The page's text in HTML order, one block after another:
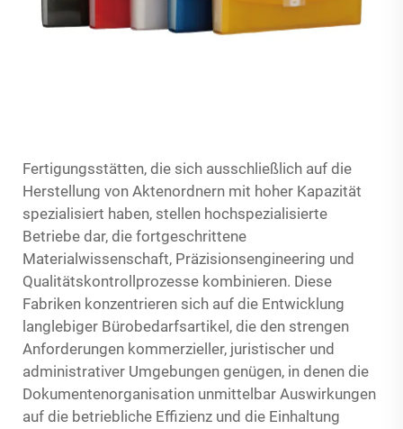
Fertigungsstätten, die sich ausschließlich auf die
Herstellung von Aktenordnern mit hoher Kapazität
spezialisiert haben, stellen hochspezialisierte
Betriebe dar, die fortgeschrittene
Materialwissenschaft, Präzisionsengineering und
Qualitätskontrollprozesse kombinieren. Diese
Fabriken konzentrieren sich auf die Entwicklung
langlebiger Bürobedarfsartikel, die den strengen
Anforderungen kommerzieller, juristischer und
administrativer Umgebungen genügen, in denen die
Dokumentenorganisation unmittelbar Auswirkungen
auf die betriebliche Effizienz und die Einhaltung